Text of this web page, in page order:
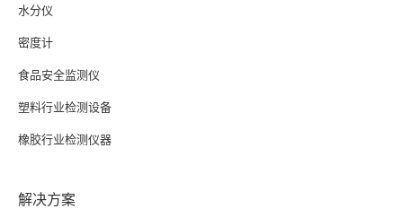
水分仪
密度计
食品安全监测仪
塑料行业检测设备
橡胶行业检测仪器
解决方案